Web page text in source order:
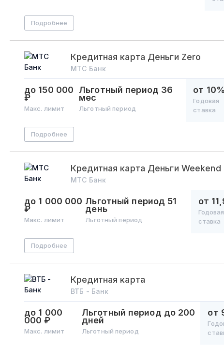
Подробнее
Кредитная карта Деньги Zero
МТС Банк
до 150 000
₽
Макс. лимит
Льготный период 36
мес
Льготный период
от 10%
Годовая
ставка
Подробнее
Кредитная карта Деньги Weekend
МТС Банк
до 1 000 000
₽
Макс. лимит
Льготный период 51
день
Льготный период
от
Годовая
ставка
Подробнее
Кредитная карта
ВТБ - Банк
до 1 000
000 ₽
Макс. лимит
Льготный период до 200
дней
Льготный период
от